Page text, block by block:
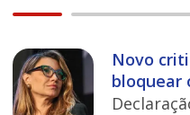
Novo
bloquear